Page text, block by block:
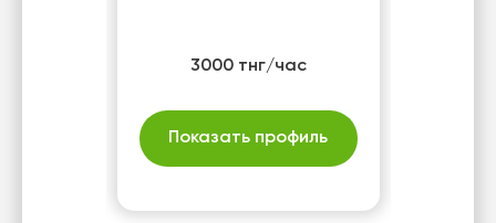
3000 тнг/час
Показать профиль